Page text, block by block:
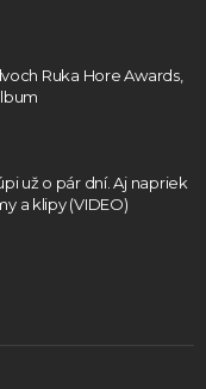
Ruka Hore Awards,
už o pár dní. Aj napriek
a klipy (VIDEO)